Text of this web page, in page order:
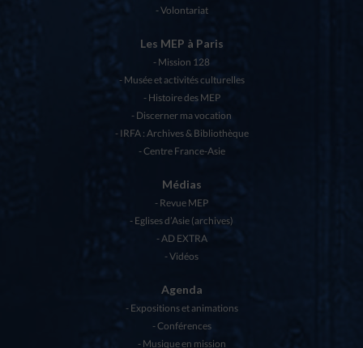
Volontariat
Les MEP à Paris
Mission 128
Musée et activités culturelles
Histoire des MEP
Discerner ma vocation
IRFA : Archives & Bibliothèque
Centre France-Asie
Médias
Revue MEP
Eglises d’Asie (archives)
AD EXTRA
Vidéos
Agenda
Expositions et animations
Conférences
Musique en mission